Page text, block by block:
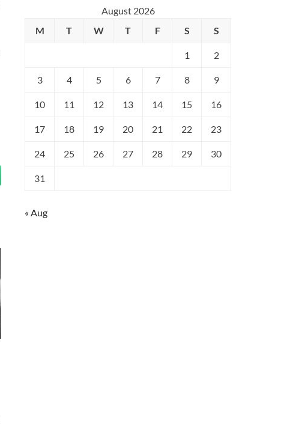
August 2026
M
T W T F S S
1 2
3 4 5 6 7 8 9
10 11 12 13 14 15 16
17 18 19 20 21 22 23
24 25 26 27 28 29 30
31
« Aug